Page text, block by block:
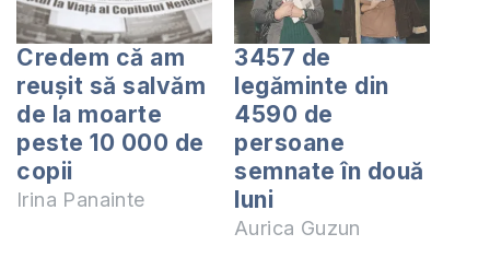
Credem că am
reușit să salvăm
de la moarte
peste 10 000 de
copii
Irina Panainte
3457 de
legăminte din
4590 de
persoane
semnate în două
luni
Aurica Guzun